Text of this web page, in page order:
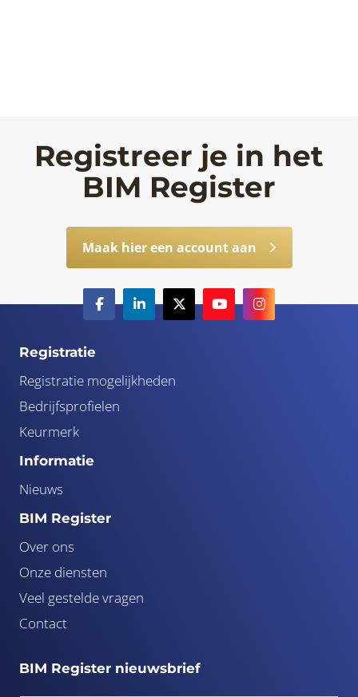
Registreer je in het
BIM Register
Maak hier een account aan
Registratie
Registratie mogelijkheden
Bedrijfsprofielen
Keurmerk
Informatie
Nieuws
BIM Register
Over ons
Onze diensten
Veel gestelde vragen
Contact
BIM Register nieuwsbrief